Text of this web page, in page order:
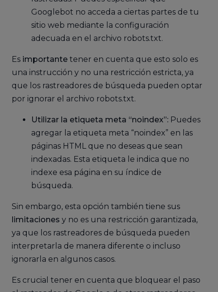
Googlebot no acceda a ciertas partes de tu
sitio web mediante la configuración
adecuada en el archivo robots.txt.
Es importante tener en cuenta que esto solo es
una instrucción y no una restricción estricta, ya
que los rastreadores de búsqueda pueden optar
por ignorar el archivo robots.txt.
Utilizar la etiqueta meta “noindex”: Puedes
agregar la etiqueta meta “noindex” en las
páginas HTML que no deseas que sean
indexadas. Esta etiqueta le indica que no
indexe esa página en su índice de
búsqueda.
Sin embargo, esta opción también tiene sus
limitaciones y no es una restricción garantizada,
ya que los rastreadores de búsqueda pueden
interpretarla de manera diferente o incluso
ignorarla en algunos casos.
Es crucial tener en cuenta que bloquear el paso